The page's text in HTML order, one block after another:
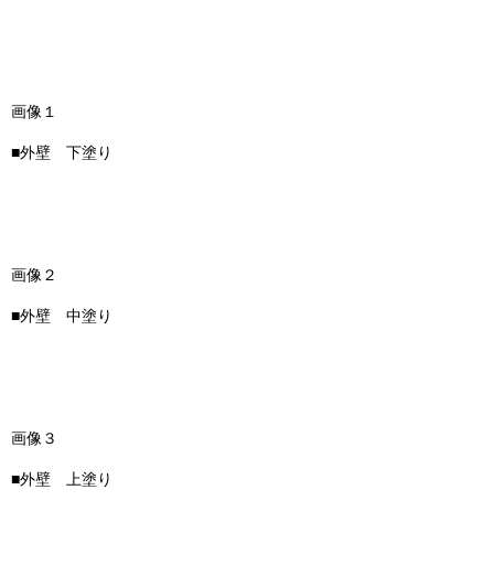
画像１
■外壁 下塗り
画像２
■外壁 中塗り
画像３
■外壁 上塗り